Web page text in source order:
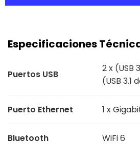
Especificaciones
Puertos USB
2 x (USB
(USB 3.1
Puerto Ethernet 1 x
Bluetooth WiFi 6